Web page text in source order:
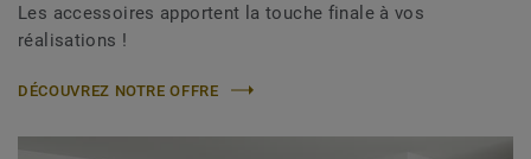
Les accessoires apportent la touche finale à vos
réalisations !
DÉCOUVREZ NOTRE OFFRE